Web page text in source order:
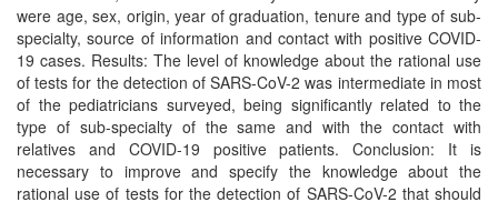
were age, sex, origin, year of graduation, tenure and type of sub-
specialty, source of information and contact with positive COVID-
19 cases. Results: The level of knowledge about the rational use
of tests for the detection of SARS-CoV-2 was intermediate in most
of the pediatricians surveyed, being significantly related to the
type of sub-specialty of the same and with the contact with
relatives and COVID-19 positive patients. Conclusion: It is
necessary to improve and specify the knowledge about the
rational use of tests for the detection of SARS-CoV-2 that should